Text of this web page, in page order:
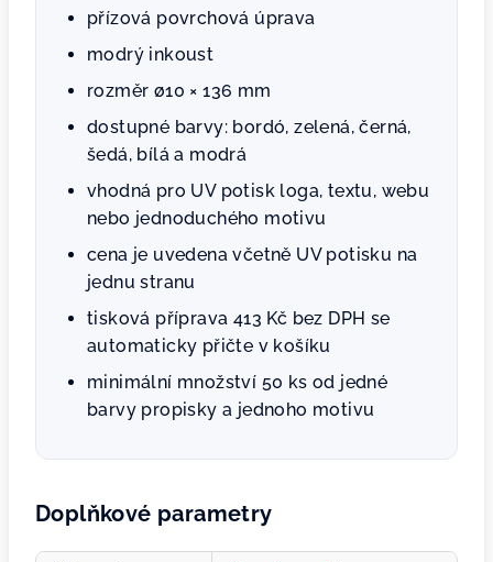
přízová povrchová úprava
modrý inkoust
rozměr ø10 × 136 mm
dostupné barvy: bordó, zelená, černá,
šedá, bílá a modrá
vhodná pro UV potisk loga, textu, webu
nebo jednoduchého motivu
cena je uvedena včetně UV potisku na
jednu stranu
tisková příprava 413 Kč bez DPH se
automaticky přičte v košíku
minimální množství 50 ks od jedné
barvy propisky a jednoho motivu
Doplňkové parametry